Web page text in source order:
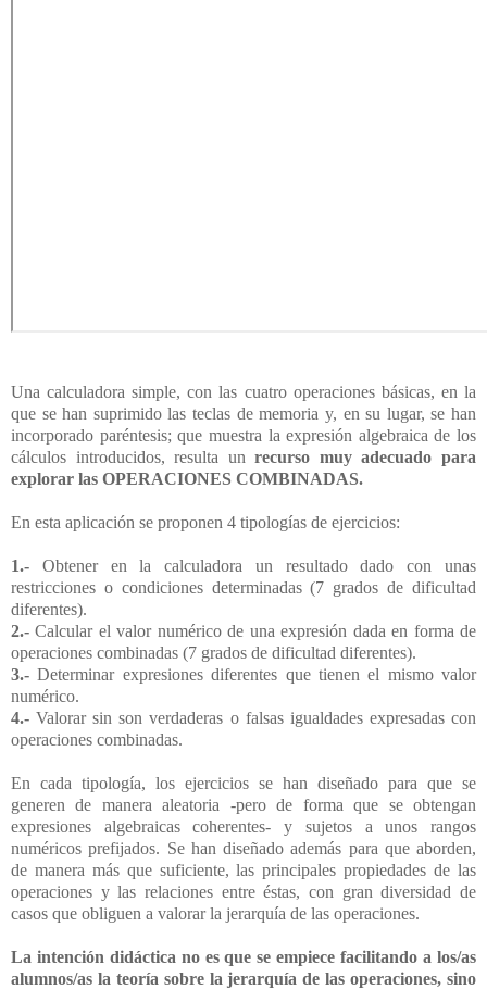
Una calculadora simple, con las cuatro operaciones básicas, en la
que se han suprimido las teclas de memoria y, en su lugar, se han
incorporado paréntesis; que muestra la expresión algebraica de los
cálculos introducidos,resulta unrecurso muy adecuado para
explorar las OPERACIONES COMBINADAS.
En esta aplicación se proponen 4 tipologías de ejercicios:
1.- Obtener en la calculadora un resultado dado con unas
restricciones o condiciones determinadas (7 grados de dificultad
diferentes).
2.- Calcular el valor numérico de una expresión dada en forma de
operaciones combinadas (7 grados de dificultad diferentes).
3.- Determinar expresiones diferentes que tienen el mismo valor
numérico.
4.- Valorar sin son verdaderas o falsas igualdades expresadas con
operaciones combinadas.
En cada tipología, los ejercicios se han diseñado para que se
generen de manera aleatoria -pero de forma que se obtengan
expresiones algebraicas coherentes- y sujetos a unos rangos
numéricos prefijados. Se han diseñado además para que aborden,
de manera más que suficiente, las principales propiedades de las
operaciones y las relaciones entre éstas, con gran diversidad de
casos que obliguen a valorar la jerarquía de las operaciones.
La intención didáctica no es que se empiece facilitando a los/as
alumnos/as la teoría sobre la jerarquía de las operaciones, sino